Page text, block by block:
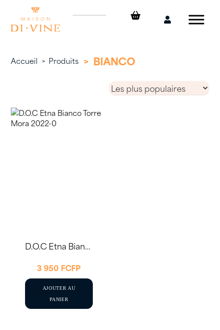
content
Mon
Accueil > Produits > BIANCO
D.O.C Etna Bianco Torre Mora 2023 75cl
3 950 FCFP
AJOUTER AU
PANIER